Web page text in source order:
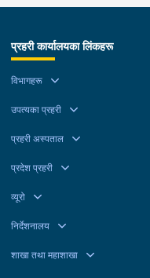
लागि इलाका प्रहरी कार्यालय
प्रहरी कार्यालयका लिंकहरू
विभागहरू
उपत्यका प्रहरी
प्रहरी अस्पताल
प्रदेश प्रहरी
व्यूरो
निर्देशनालय
शाखा तथा महाशाखा